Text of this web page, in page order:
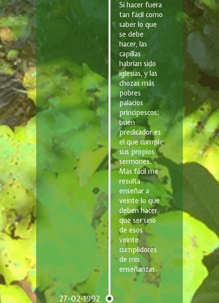
Si hacer fuera
tan fácil como
saber lo que
se debe
hacer, las
capillas
habrían sido
iglesias, y las
chozas más
pobres
palacios
principescos;
buen
predicador es
el que cumple
sus propios
sermones.
Más fácil me
resulta
enseñar a
veinte lo que
deben hacer
que ser uno
de esos
veinte
cumplidores
de mis
enseñanzas.
27-02-1992